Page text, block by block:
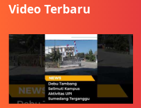
Video Terbaru